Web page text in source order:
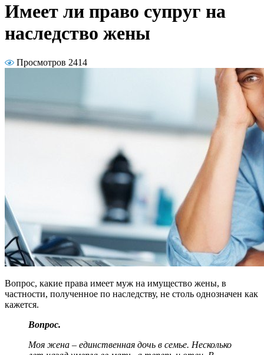
Имеет ли право супруг на
наследство жены
Просмотров 2414
Вопрос, какие права имеет муж на имущество жены, в
частности, полученное по наследству, не столь однозначен как
кажется.
Вопрос.
Моя жена – единственная дочь в семье. Несколько